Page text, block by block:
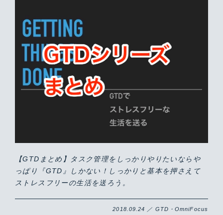
【GTDまとめ】タスク管理をしっかりやりたいならや
っぱり『GTD』しかない！しっかりと基本を押さえて
ストレスフリーの生活を送ろう。
2018.09.24 ／ GTD・OmniFocus